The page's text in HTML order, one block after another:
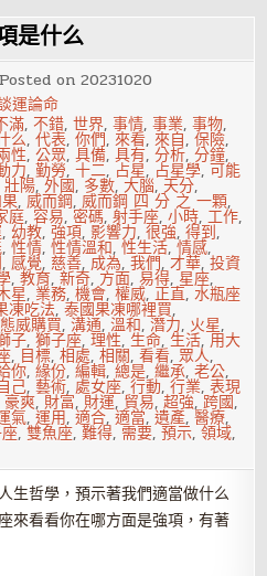
是什么
Posted on20231020
運論命
滿,不錯,世界,事情,事業,事物,
么,代表,你們,來看,來自,保險,
性,公眾,具備,具有,分析,分鐘,
力,勤勞,十二, 占星, 占星學,可能
壯陽,外國, 多數,大腦, 天分,
,威而鋼,威而鋼 四 分 之 一顆,
庭,容易,密碼,射手座,小時,工作,
, 幼教,強項, 影響力,很強,得到,
,性情,性情溫和,性生活,情感,
,感覺,慈善, 成為,我們,才華,投資
,教育,新奇, 方面,易得,星座,
星, 業務,機會,權威,正直,水瓶座
凍吃法,泰國果凍哪裡買,
威購買,溝通,溫和,潛力, 火星,
子,獅子座,理性,生命,生活,用大
, 目標,相處,相關,看看,眾人,
你,緣份,編輯,總是,繼承,老公,
己,藝術, 處女座,行動,行業,表現
豪爽, 財富, 財運, 貿易,超強,跨國,
氣,運用,適合,適當,遺產,醫療,
,雙魚座,難得,需要,預示,領域,
生哲學，預示著我們適當做什么
來看看你在哪方面是強項，有著